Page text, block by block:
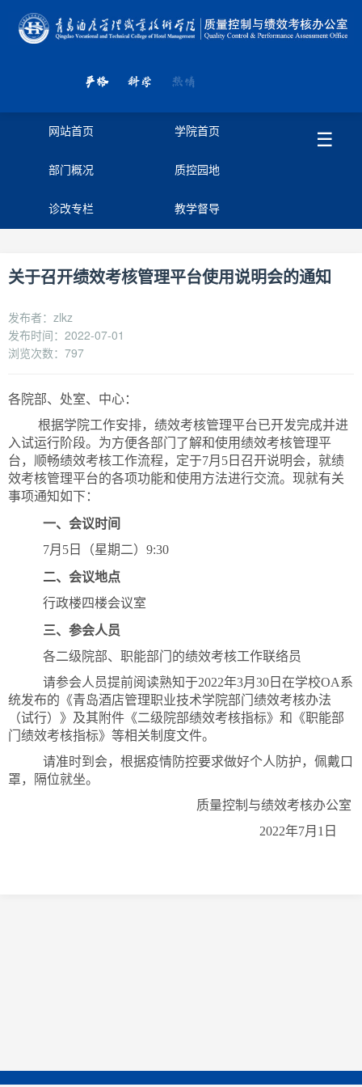
☰
网站首页 学院首页
部门概况 质控园地
诊改专栏 教学督导
关于召开绩效考核管理平台使用说明会的通知
发布者：zlkz
发布时间：2022-07-01
浏览次数： 797
各院部、处室、中心：
根据学院工作安排，绩效考核管理平台已开发完成并进
入试运行阶段。为方便各部门了解和使用绩效考核管理平
台，顺畅绩效考核工作流程，定于7月5日召开说明会，就绩
效考核管理平台的各项功能和使用方法进行交流。现就有关
事项通知如下：
一、会议时间
7月5日（星期二）9:30
二、会议地点
行政楼四楼会议室
三、参会人员
各二级院部、职能部门的绩效考核工作联络员
请参会人员提前阅读熟知于2022年3月30日在学校OA系
统发布的《青岛酒店管理职业技术学院部门绩效考核办法
（试行）》及其附件《二级院部绩效考核指标》和《职能部
门绩效考核指标》等相关制度文件。
请准时到会，根据疫情防控要求做好个人防护，佩戴口
罩，隔位就坐。
质量控制与绩效考核办公室
2022年7月1日